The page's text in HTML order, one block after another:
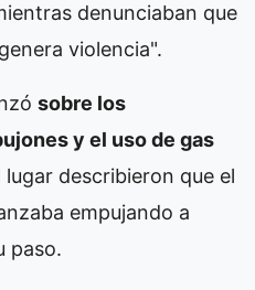
denunciaban que
violencia".
sobre los
y el uso de gas
lugar describieron que el
empujando a
paso.